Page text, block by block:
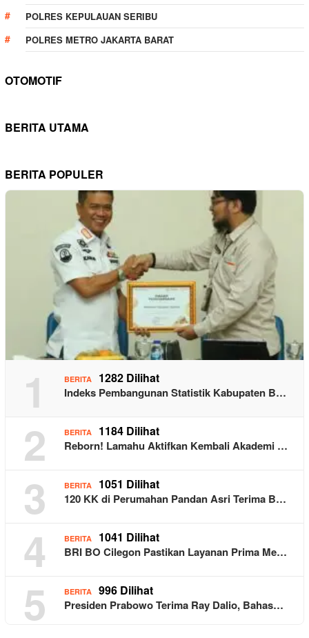
POLRES KEPULAUAN SERIBU
POLRES METRO JAKARTA BARAT
OTOMOTIF
BERITA UTAMA
BERITA POPULER
1 BERITA 1282 Dilihat
Indeks Pembangunan Statistik Kabupaten B…
2 BERITA 1184 Dilihat
Reborn! Lamahu Aktifkan Kembali Akademi …
3 BERITA 1051 Dilihat
120 KK di Perumahan Pandan Asri Terima B…
4 BERITA 1041 Dilihat
BRI BO Cilegon Pastikan Layanan Prima Me…
5 BERITA 996 Dilihat
Presiden Prabowo Terima Ray Dalio, Bahas…